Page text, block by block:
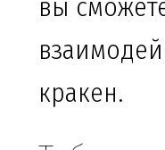
вы
кракен.